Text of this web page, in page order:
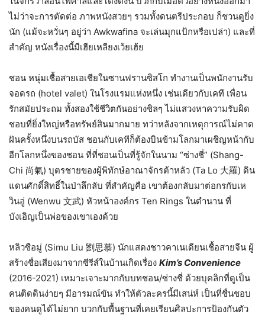
ไม่ว่าจะการตัดต่อ ภาพหนังสวยๆ รวมทั้งดนตรีประกอบ ก็ชวนดูยิ่ง
นัก (แม้จะหวั่นๆ อยู่ว่า Awkwafina จะเล่นมุกแป้กหรือเปล่า) และที่
สำคัญ หนังเรื่องนี้มีเฮียเหลียงเว้ยเฮ้ย
ชอน หนุ่มเชื้อสายเอเชียในซานฟรานซิสโก ทำงานเป็นพนักงานรับ
จอดรถ (hotel valet) ในโรงแรมแห่งหนึ่ง เช่นเดียวกับเคที เพื่อน
รักสมัยประถม ทั้งสองใช้ชีวิตกันอย่างชิลๆ ไม่แสวงหาความรับผิด
ชอบที่ยิ่งใหญ่หรือทรัพย์สินมากมาย ทว่าหลังจากเหตุการณ์ไม่คาด
ฝันครั้งหนึ่งบนรถบัส ชอนกับเคทีก็ต้องบินข้ามโลกมาเผชิญหน้ากับ
อีกโลกหนึ่งของชอน ที่ที่ชอนเป็นที่รู้จักในนาม “ซ่างชี่” (Shang-
Chi 尚氣) บุตรชายของผู้พิทักษ์อาณาจักรต้าหลัว (Ta Lo 大羅) ดิน
แดนศักดิ์สิทธิ์ในป่าลึกลับ ที่สำคัญคือ เขาต้องกลับมาต่อกรกับเห
วินอู่ (Wenwu 文武) หัวหน้าองค์กร Ten Rings ในตำนาน ที่
บังเอิญเป็นพ่อของเขาเองด้วย
หลิวซือมู่ (Simu Liu 劉思慕) นักแสดงชาวคาเนเดียนเชื้อสายจีน ผู้
สร้างชื่อเสียงมาจากซีรีส์ในบ้านเกิดเรื่อง Kim’s Convenience
(2016-2021) เหมาะเจาะมากกับบทชอน/ซ่างชี่ ด้วยบุคลิกที่ดูเป็น
คนติดดินง่ายๆ มีอารมณ์ขัน ทำให้ตัวละครนี้มีเสน่ห์ เป็นที่ชื่นชอบ
ของคนดูได้ไม่ยาก บวกกับพื้นฐานที่เคยเรียนศิลปะการป้องกันตัว